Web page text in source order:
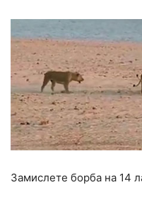
Замислете борба на 14